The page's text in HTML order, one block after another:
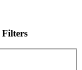
Filters